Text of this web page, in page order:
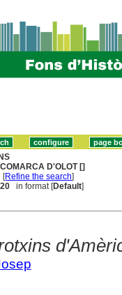
D'OLOT []
[Refine the search]
in format [Default]